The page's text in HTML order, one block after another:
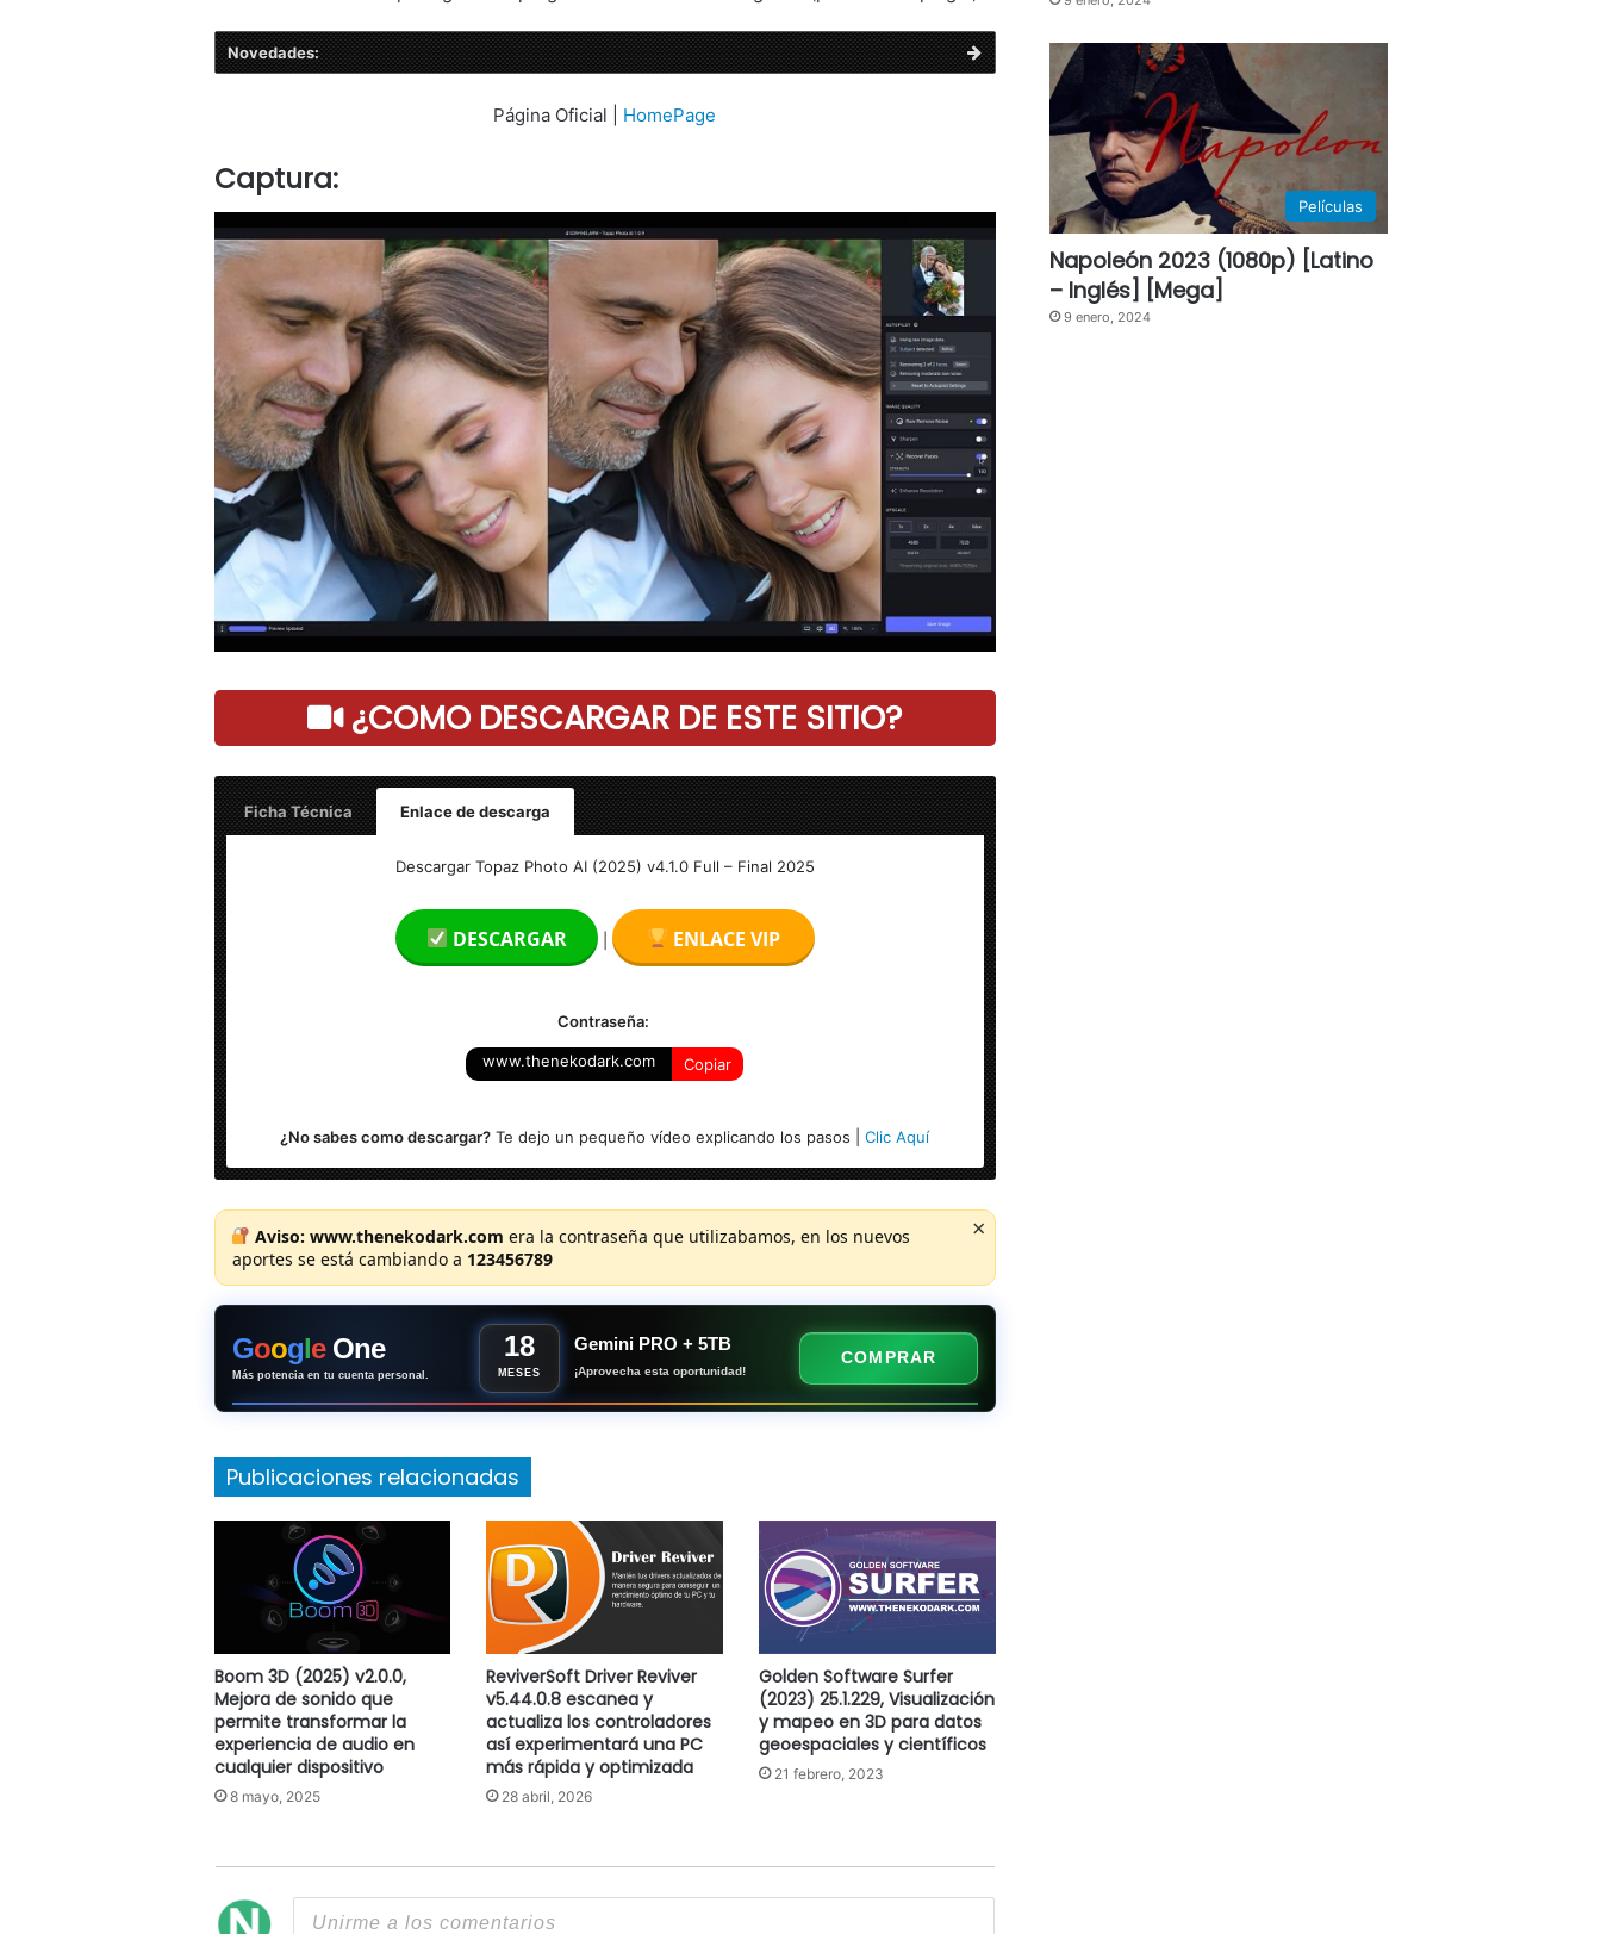
Novedades:
Página Oficial | HomePage
Captura:
¿COMO DESCARGAR DE ESTE SITIO?
Ficha Técnica
Enlace de descarga
Idioma: Multilenguaje (Español)
Sistema operativo: Windows (64-bits)
Descargar Topaz Photo AI (2025) v4.1.0 Full – Final 2025
DESCARGAR | ENLACE VIP
Contraseña:
www.thenekodark.com Copiar
¿No sabes como descargar? Te dejo un pequeño vídeo explicando los pasos |Clic Aquí
Aviso: www.thenekodark.com era la contraseña que utilizabamos, en los nuevos
aportes se está cambiando a 123456789
×
Google One
Más potencia en tu cuenta personal.
18
MESES
Gemini PRO + 5TB
¡Aprovecha esta oportunidad!
COMPRAR
Publicaciones relacionadas
Boom 3D (2025) v2.0.0,
Mejora de sonido que
permite transformar la
experiencia de audio en
cualquier dispositivo
8 mayo, 2025
ReviverSoft Driver Reviver
v5.44.0.8 escanea y
actualiza los controladores
así experimentará una PC
más rápida y optimizada
28 abril, 2026
Golden Software Surfer
(2023) 25.1.229, Visualización
y mapeo en 3D para datos
geoespaciales y científicos
21 febrero, 2023
Películas
Napoleón 2023 (1080p) [Latino
– Inglés] [Mega]
9 enero, 2024